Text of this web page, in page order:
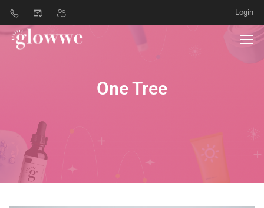
Login
One Tree